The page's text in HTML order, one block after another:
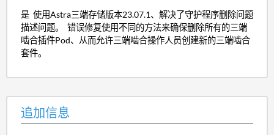
是 使用Astra三端存储版本23.07.1、解决了守护程序删除问题
描述问题。 错误修复使用不同的方法来确保删除所有的三端
啮合插件Pod、从而允许三端啮合操作人员创建新的三端啮合
套件。
追加信息